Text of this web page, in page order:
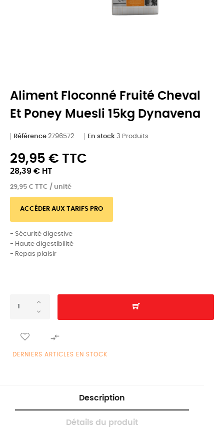
Aliment Floconné Fruité Cheval
Et Poney Muesli 15kg Dynavena
Référence 2796572 En stock 3 Produits
29,95 € TTC
28,39 € HT
29,95 € TTC / unité
ACCÉDER AUX TARIFS PRO
- Sécurité digestive
- Haute digestibilité
- Repas plaisir

DERNIERS ARTICLES EN STOCK
Description
Détails du produit